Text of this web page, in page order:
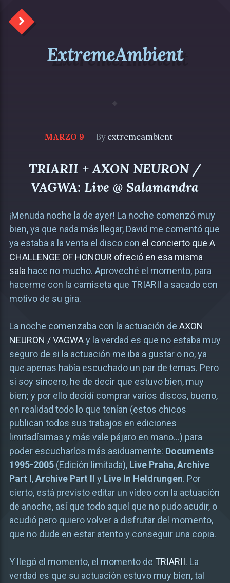
ExtremeAmbient
MARZO 9 By extremeambient
TRIARII + AXON NEURON /
VAGWA: Live @ Salamandra
¡Menuda noche la de ayer! La noche comenzó muy
bien, ya que nada más llegar, David me comentó que
ya estaba a la venta el disco con el concierto que A
CHALLENGE OF HONOUR ofreció en esa misma
sala hace no mucho. Aproveché el momento, para
hacerme con la camiseta que TRIARII a sacado con
motivo de su gira.
La noche comenzaba con la actuación de AXON
NEURON / VAGWAy la verdad es que no estaba muy
seguro de si la actuación me iba a gustar o no, ya
que apenas había escuchado un par de temas. Pero
si soy sincero, he de decir que estuvo bien, muy
bien; y por ello decidí comprar varios discos, bueno,
en realidad todo lo que tenían (estos chicos
publican todos sus trabajos en ediciones
limitadísimas y más vale pájaro en mano…) para
poder escucharlos más asiduamente: Documents
1995-2005(Edición limitada), Live Praha,Archive
Part I,Archive Part II y Live In Heldrungen. Por
cierto, está previsto editar un vídeo con la actuación
de anoche, así que todo aquel que no pudo acudir, o
acudió pero quiero volver a disfrutar del momento,
que no dude en estar atento y conseguir una copia.
Y llegó el momento, el momento de TRIARII. La
verdad es que su actuación estuvo muy bien, tal